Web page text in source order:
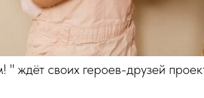
ждёт своих героев-друзей